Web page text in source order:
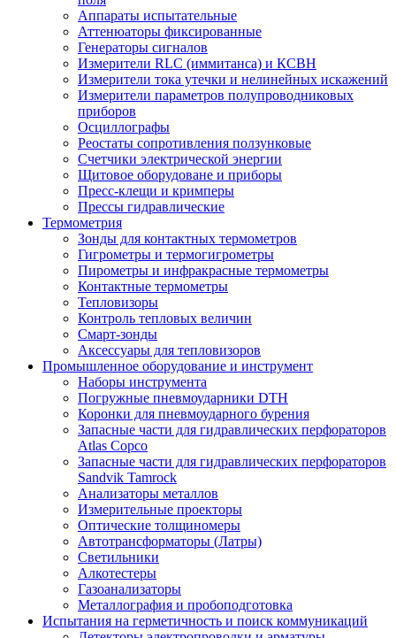
Аппараты испытательные
Аттенюаторы фиксированные
Генераторы сигналов
Измерители RLC (иммитанса) и КСВН
Измерители тока утечки и нелинейных искажений
Измерители параметров полупроводниковых
приборов
Осциллографы
Реостаты сопротивления ползунковые
Счетчики электрической энергии
Щитовое оборудоване и приборы
Пресс-клещи и кримперы
Прессы гидравлические
Термометрия
Зонды для контактных термометров
Гигрометры и термогигрометры
Пирометры и инфракрасные термометры
Контактные термометры
Тепловизоры
Контроль тепловых величин
Смарт-зонды
Аксессуары для тепловизоров
Промышленное оборудование и инструмент
Наборы инструмента
Погружные пневмоударники DTH
Коронки для пневмоударного бурения
Запасные части для гидравлических перфораторов
Atlas Copco
Запасные части для гидравлических перфораторов
Sandvik Tamrock
Анализаторы металлов
Измерительные проекторы
Оптические толщиномеры
Автотрансформаторы (Латры)
Светильники
Алкотестеры
Газоанализаторы
Металлография и пробоподготовка
Испытания на герметичность и поиск коммуникаций